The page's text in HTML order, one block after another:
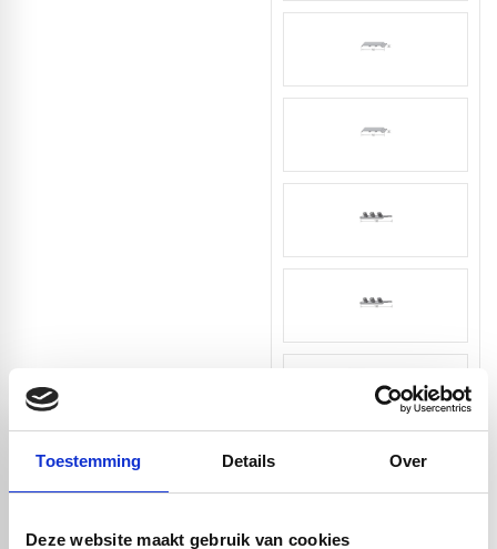
Toestemming Details Over
Deze website maakt gebruik van cookies